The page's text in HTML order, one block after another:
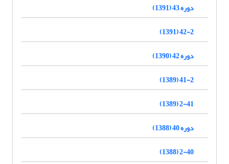
دوره 43 (1391)
42-2 (1391)
دوره 42 (1390)
41-2 (1389)
2-41 (1389)
دوره 40 (1388)
2-40 (1388)